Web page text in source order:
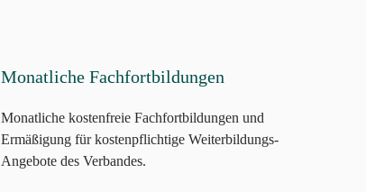
Monatliche Fachfortbildungen
Monatliche kostenfreie Fachfortbildungen und
Ermäßigung für kostenpflichtige Weiterbildungs-
Angebote des Verbandes.